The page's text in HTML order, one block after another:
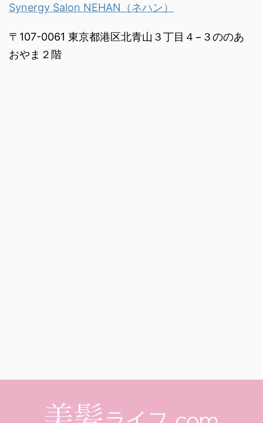
Synergy Salon NEHAN（ネハン）
〒107-0061 東京都港区北青山３丁目４−３ののあ
おやま２階